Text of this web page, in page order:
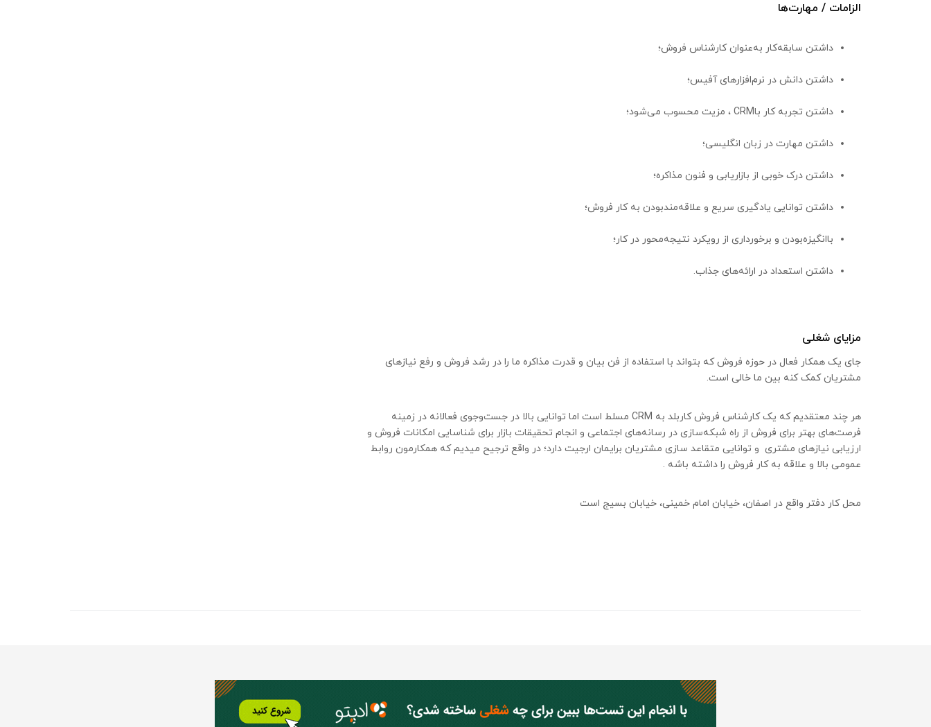
الزامات / مهارت‌ها
داشتن سابقه‌کار به‌عنوان کارشناس فروش؛
داشتن دانش در نرم‌افزارهای آفیس؛
داشتن تجربه کار باCRM ، مزیت محسوب می‌شود؛
داشتن مهارت در زبان انگلیسی؛
داشتن درک خوبی از بازاریابی و فنون مذاکره؛
داشتن توانایی یادگیری سریع و علاقه‌مندبودن به کار فروش؛
باانگیزه‌بودن و برخورداری از رویکرد نتیجه‌محور در کار؛
داشتن استعداد در ارائه‌های جذاب.
مزایای شغلی
جای یک همکار فعال در حوزه فروش که بتواند با استفاده از فن بیان و قدرت مذاکره ما را در رشد فروش و رفع نیازهای
مشتریان کمک کنه بین ما خالی است.
هر چند معتقدیم که یک کارشناس فروش کاربلد به CRMمسلط است اما توانایی بالا در جست‌وجوی فعالانه در زمینه
فرصت‌های بهتر برای فروش از راه شبکه‌سازی در رسانه‌های اجتماعی و انجام تحقیقات بازار برای شناسایی امکانات فروش و
ارزیابی نیازهای مشتری و توانایی متقاعد سازی مشتریان برایمان ارجیت دارد؛ در واقع ترجیح میدیم که همکارمون روابط
عمومی بالا و علاقه به کار فروش را داشته باشه .
محل کار دفتر واقع در اصفان، خیابان امام خمینی، خیابان بسیج است